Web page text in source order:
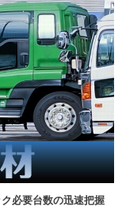
必要台数の迅速把握